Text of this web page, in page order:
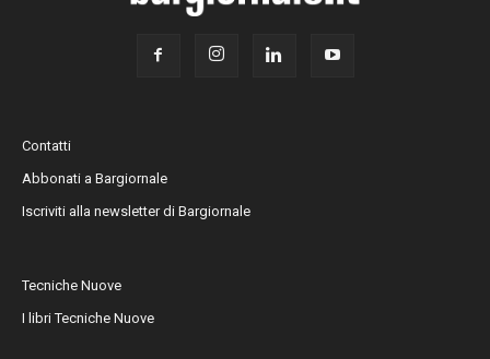
Contatti
Abbonati a Bargiornale
Iscriviti alla newsletter di Bargiornale
Tecniche Nuove
I libri Tecniche Nuove